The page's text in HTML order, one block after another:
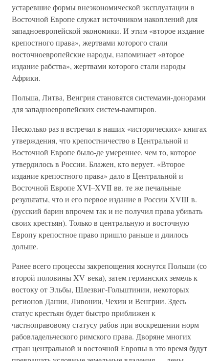
устаревшие формы внеэкономической эксплуатации в
Восточной Европе служат источником накоплений для
западноевропейской экономики. И этим «второе издание
крепостного права», жертвами которого стали
восточноевропейские народы, напоминает «второе
издание рабства», жертвами которого стали народы
Африки.
Польша, Литва, Венгрия становятся системами-донорами
для западноевропейских систем-вампиров.
Несколько раз я встречал в наших «исторических» книгах
утверждения, что крепостничество в Центральной и
Восточной Европе было-де умереннее, чем то, которое
утвердилось в России. Блажен, кто верует. «Второе
издание крепостного права» дало в Центральной и
Восточной Европе XVI–XVII вв. те же печальные
результаты, что и его первое издание в России XVIII в.
(русский барин впрочем так и не получил права убивать
своих крестьян). Только в центральную и восточную
Европу крепостное право пришло раньше и длилось
дольше.
Ранее всего процессы закрепощения коснутся Польши (со
второй половины XV века), затем германских земель к
востоку от Эльбы, Шлезвиг-Гольштинии, некоторых
регионов Дании, Ливонии, Чехии и Венгрии. Здесь
статус крестьян будет быстро приближен к
частноправовому статусу рабов при воскрешении норм
рабовладельческого римского права. Дворяне многих
стран центральной и восточной Европы в это время будут